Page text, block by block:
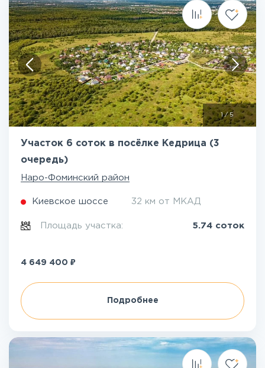
1/5
Участок 6 соток в посёлке Кедрица (3
очередь)
Наро-Фоминский район
Киевское шоссе 32 км от МКАД
Площадь участка: 5.74 соток
4 649 400 ₽
Подробнее